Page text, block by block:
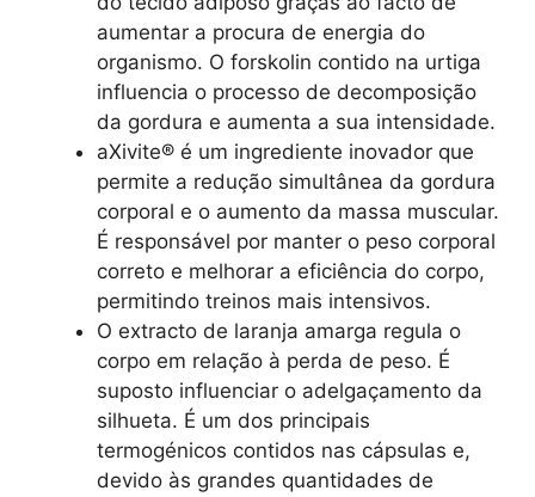
aumentar a procura de energia do
organismo. O forskolin contido na urtiga
influencia o processo de decomposição
da gordura e aumenta a sua intensidade.
aXivite® é um ingrediente inovador que
permite a redução simultânea da gordura
corporal e o aumento da massa muscular.
É responsável por manter o peso corporal
correto e melhorar a eficiência do corpo,
permitindo treinos mais intensivos.
O extracto de laranja amarga regula o
corpo em relação à perda de peso. É
suposto influenciar o adelgaçamento da
silhueta. É um dos principais
termogénicos contidos nas cápsulas e,
devido às grandes quantidades de